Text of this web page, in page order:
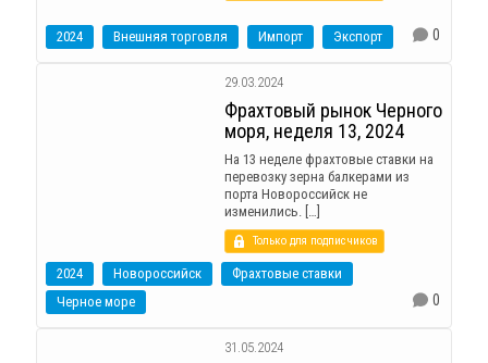
2024 Внешняя торговля Импорт Экспорт 0
29.03.2024
Фрахтовый рынок Черного
моря, неделя 13, 2024
На 13 неделе фрахтовые ставки на
перевозку зерна балкерами из
порта Новороссийск не
изменились. […]
Только для подписчиков
2024 Новороссийск
Фрахтовые ставки
Черное море
0
31.05.2024